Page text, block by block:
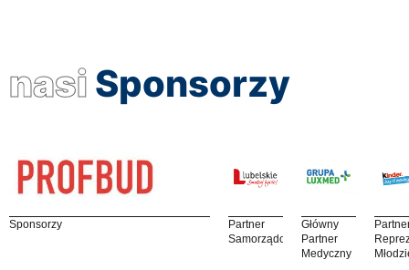
nasi Sponsorzy
Sponsorzy
Partner
Samorządowy
Główny
Partner
Medyczny